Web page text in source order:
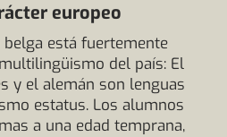
europeo
está fuertemente
del país: El
y el alemán son lenguas
estatus. Los alumnos
a una edad temprana,